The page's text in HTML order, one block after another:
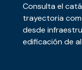
Consulta el
trayectoria
desde
edificación de